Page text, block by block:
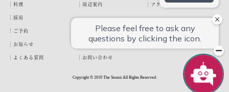
料理
周辺案内
アクセス
採用
ご予約
宿泊約款
プライバシーポリシー
お知らせ
お客様の声
泉翠ブログ
よくある質問
お問い合わせ
Copyright © 2019 The Sensui All Rights Reserved.